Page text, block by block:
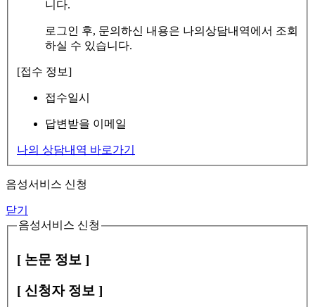
니다.
로그인 후, 문의하신 내용은 나의상담내역에서 조회
하실 수 있습니다.
[접수 정보]
접수일시
답변받을 이메일
나의 상담내역 바로가기
음성서비스 신청
닫기
음성서비스 신청
[ 논문 정보 ]
[ 신청자 정보 ]